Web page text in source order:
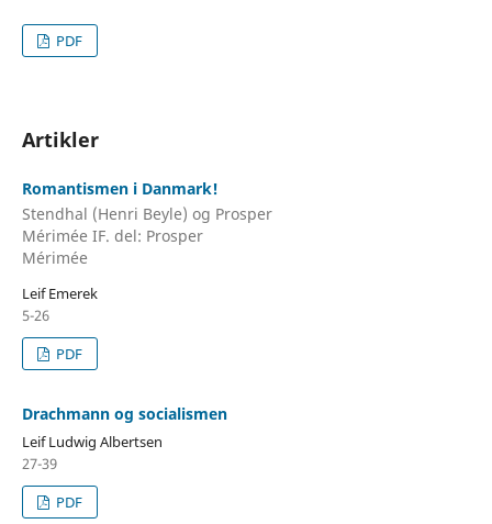
PDF
Artikler
Romantismen i Danmark!
Stendhal (Henri Beyle) og Prosper
Mérimée IF. del: Prosper
Mérimée
Leif Emerek
5-26
PDF
Drachmann og socialismen
Leif Ludwig Albertsen
27-39
PDF